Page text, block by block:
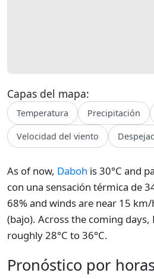
Capas del mapa:
Temperatura Precipitación
Velocidad del viento
As of now, Daboh is 30°C and
con una sensación térmica de
68% and winds are near 15 km/
(bajo). Across the coming days,
roughly 28°C to 36°C.
Pronóstico por